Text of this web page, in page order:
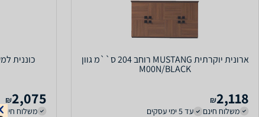
ארונית יוקרתית MUSTANG רוחב 204 ס``מ גוון
M00N/BLACK
2,118
₪
משלוח חינם
עד 5 ימי עסקים
2,075
₪
משלוח חינם